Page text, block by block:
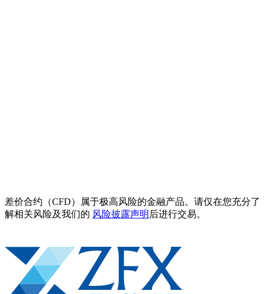
差价合约（CFD）属于极高风险的金融产品。请仅在您充分了
解相关风险及我们的 风险披露声明 后进行交易。